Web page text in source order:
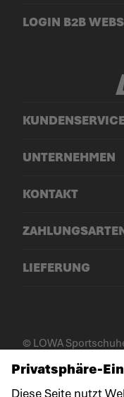
UNTERNEHMEN
KONTAKT
LIEFERUNG
LOGIN B2B
© LOWA
Impressum